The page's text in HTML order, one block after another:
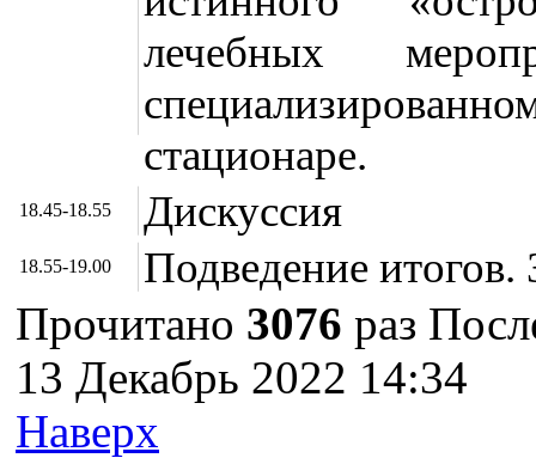
лечебных
стационаре.
18.45-18.55 Дискуссия
18.55-19.00 Подведение
Прочитано 3076 раз
13 Декабрь 2022 14:34
Наверх